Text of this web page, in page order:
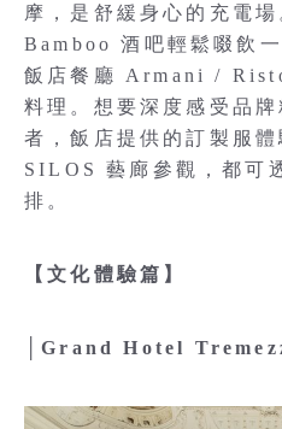
摩，是舒緩身心的充電
Bamboo 酒吧輕鬆啜飲
飯店餐廳 Armani /
料理。想要深度感受品
者，飯店提供的訂製服
SILOS 藝廊參觀，都可
排。
【文化體驗篇】
│Grand Hotel